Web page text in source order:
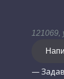
121069,
—